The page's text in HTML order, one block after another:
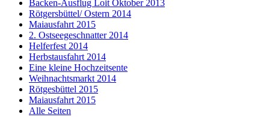
Backen-Ausflug Loit Oktober 2013
Rötgersbüttel/ Ostern 2014
Maiausfahrt 2015
2. Ostseegeschnatter 2014
Helferfest 2014
Herbstausfahrt 2014
Eine kleine Hochzeitsente
Weihnachtsmarkt 2014
Rötgesbüttel 2015
Maiausfahrt 2015
Alle Seiten